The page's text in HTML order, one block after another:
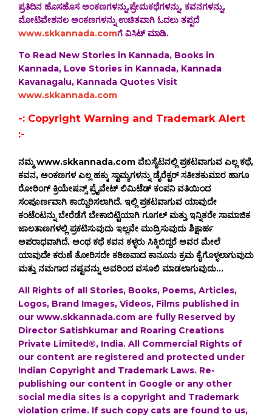
ಪ್ರತಿದಿನ ಹೊಸಹೊಸ ಅಂಕಣಗಳನ್ನು,ಪ್ರೇಮಕಥೆಗಳನ್ನು, ಕವನಗಳನ್ನು,
ಮೋಟಿವೇಶನಲ ಅಂಕಣಗಳನ್ನು ಉಚಿತವಾಗಿ ಓದಲು ತಪ್ಪದೆ
www.skkannada.comಗೆ ವಿಸಿಟ್ ಮಾಡಿ.
To Read New Stories in Kannada, Books in
Kannada, Love Stories in Kannada, Kannada
Kavanagalu, Kannada Quotes Visit
www.skkannada.com
-: Copyright Warning and Trademark Alert
:-
ನಮ್ಮ www.skkannada.com ವೆಬಸೈಟನಲ್ಲಿ ಪ್ರಕಟವಾಗುವ ಎಲ್ಲ ಕಥೆ,
ಕವನ, ಅಂಕಣಗಳ ಎಲ್ಲ ಹಕ್ಕು ಸ್ವಾಮ್ಯಗಳನ್ನು ಡೈರೆಕ್ಟರ್ ಸತೀಶಕುಮಾರ ಹಾಗೂ
ರೋರಿಂಗ್ ಕ್ರಿಯೇಷನ್ಸ್ ಪ್ರೈವೇಟ್ ಲಿಮಿಟೆಡ್ ಕಂಪನಿ ವತಿಯಿಂದ
ಸಂಪೂರ್ಣವಾಗಿ ಕಾಯ್ದಿರಿಸಲಾಗಿದೆ. ಇಲ್ಲಿ ಪ್ರಕಟವಾಗುವ ಯಾವುದೇ
ಕಂಟೆಂಟನ್ನು ಬೇರೆಡೆಗೆ ಬೇಕಾಬಿಟ್ಟಿಯಾಗಿ ಗೂಗಲ್ ಮತ್ತು ಇನ್ನಿತರೇ ಸಾಮಾಜಿಕ
ಜಾಲತಾಣಗಳಲ್ಲಿ ಪ್ರಕಟಿಸುವುದು ಇಲ್ಲವೇ ಮುದ್ರಿಸುವುದು ಶಿಕ್ಷಾರ್ಹ
ಅಪರಾಧವಾಗಿದೆ. ಅಂಥ ಕಥೆ ಕವನ ಕಳ್ಳರು ಸಿಕ್ಕಿಬಿದ್ದರೆ ಅವರ ಮೇಲೆ
ಯಾವುದೇ ಕರುಣೆ ತೋರಿಸದೇ ಕಠಿಣವಾದ ಕಾನೂನು ಕ್ರಮ ಕೈಗೊಳ್ಳಲಾಗುವುದು
ಮತ್ತು ನಮಗಾದ ನಷ್ಟವನ್ನು ಅವರಿಂದ ವಸೂಲಿ ಮಾಡಲಾಗುವುದು...
All Rights of all Stories, Books, Poems, Articles,
Logos, Brand Images, Videos, Films published in
our www.skkannada.com are fully Reserved by
Director Satishkumar and Roaring Creations
Private Limited®, India. All Commercial Rights of
our content are registered and protected under
Indian Copyright and Trademark Laws. Re-
publishing our content in Google or any other
social media sites is a copyright and Trademark
violation crime. If such copy cats are found to us,